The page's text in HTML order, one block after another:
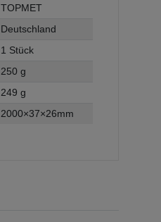
TOPMET
Deutschland
1 Stück
250 g
249 g
2000×37×26mm